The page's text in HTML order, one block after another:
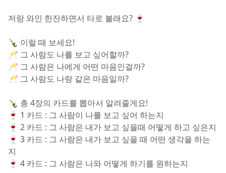
저랑 와인 한잔하면서 타로 볼래요? 🍷
🍾 이럴 때 보세요!
🥂 그 사람도 나를 보고 싶어할까?
🥂 그 사람은 나에게 어떤 마음인걸까?
🥂 그 사람도 나랑 같은 마음일까?
🍾 총 4장의 카드를 뽑아서 알려줄게요!
🍷 1 카드 : 그 사람이 나를 보고 싶어 하는지
🍷 2 카드 : 그 사람은 내가 보고 싶을때 어떻게 하고 싶은지
🍷 3 카드 : 그 사람은 내가 보고 싶을 때 어떤 생각을 하는
지
🍷 4 카드 : 그 사람은 나와 어떻게 하기를 원하는지